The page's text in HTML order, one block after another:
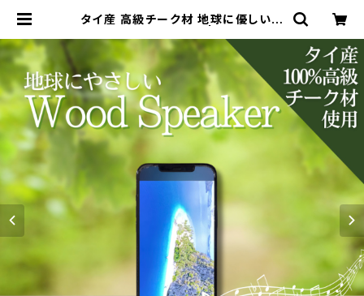
タイ産 高級チーク材 地球に優しい無